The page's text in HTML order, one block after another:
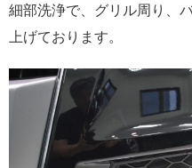
細部洗浄で、グリル周り、
上げております。